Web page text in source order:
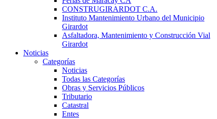
CONSTRUGIRARDOT C.A.
Instituto Mantenimiento Urbano del Municipio
Girardot
Asfaltadora, Mantenimiento y Construcción Vial
Girardot
Noticias
Categorías
Noticias
Todas las Categorías
Obras y Servicios Públicos
Tributario
Catastral
Entes